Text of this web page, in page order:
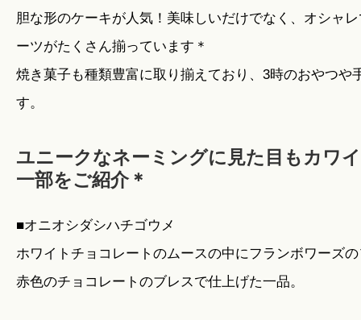
胆な形のケーキが人気！美味しいだけでなく、オシャ
ーツがたくさん揃っています＊
焼き菓子も種類豊富に取り揃えており、3時のおやつや
す。
ユニークなネーミングに見た目もカワ
一部をご紹介＊
■オニオシダシハチゴウメ
ホワイトチョコレートのムースの中にフランボワーズ
赤色のチョコレートのブレスで仕上げた一品。